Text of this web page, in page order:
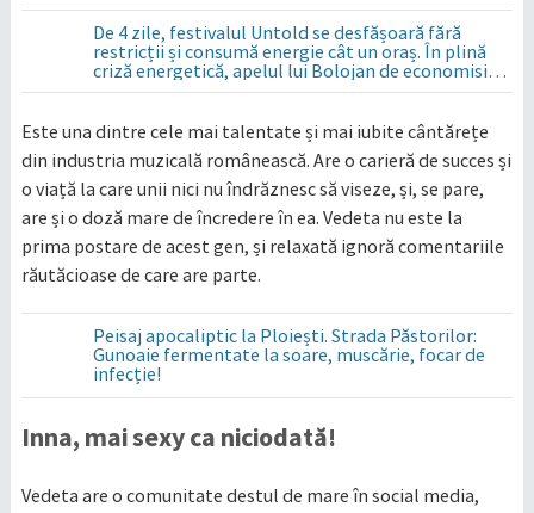
De 4 zile, festivalul Untold se desfășoară fără
restricții și consumă energie cât un oraș. În plină
criză energetică, apelul lui Bolojan de economisire
a energiei nu s-a auzit la Cluj, în orașul condus de
Este una dintre cele mai talentate și mai iubite cântărețe
din industria muzicală românească. Are o carieră de succes și
o viață la care unii nici nu îndrăznesc să viseze, și, se pare,
are și o doză mare de încredere în ea. Vedeta nu este la
prima postare de acest gen, și relaxată ignoră comentariile
răutăcioase de care are parte.
Peisaj apocaliptic la Ploiești. Strada Păstorilor:
Gunoaie fermentate la soare, muscărie, focar de
infecție!
Inna, mai sexy ca niciodată!
Vedeta are o comunitate destul de mare în social media,